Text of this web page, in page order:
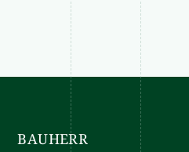
Areal der bisherigen
Zuschlagserteilung an
Estate Management
Invest) erfolgreich zu
Diese News als PDF
BAUHERR